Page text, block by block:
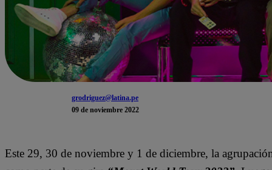
grodriguez@latina.pe
09 de noviembre 2022
Este 29, 30 de noviembre y 1 de diciembre, la